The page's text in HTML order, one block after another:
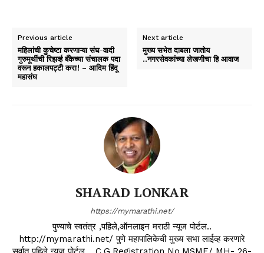
Previous article
महिलांची कुचेष्टा करणाऱ्या संघ-वादी
गुरुमूर्थीची रिझर्व्ह बँकेच्या संचालक पदा
वरून हकालपट्टी करा! – आदिम हिंदू
महासंघ
Next article
मुख्य सभेत दाबला जातोय
..नगरसेवकांच्या लेखणीचा हि आवाज
SHARAD LONKAR
https://mymarathi.net/
पुण्याचे स्वतंत्र ,पहिले,ऑनलाइन मराठी न्यूज पोर्टल..
http://mymarathi.net/ पुणे महापालिकेची मुख्य सभा लाईव्ह करणारे